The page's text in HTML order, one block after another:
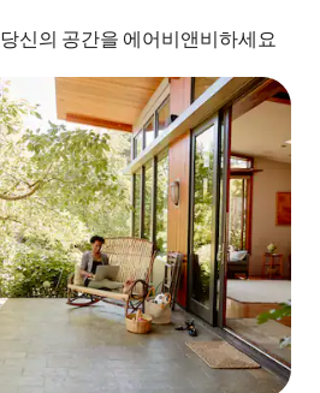
당신의 공간을 에어비앤비하세요